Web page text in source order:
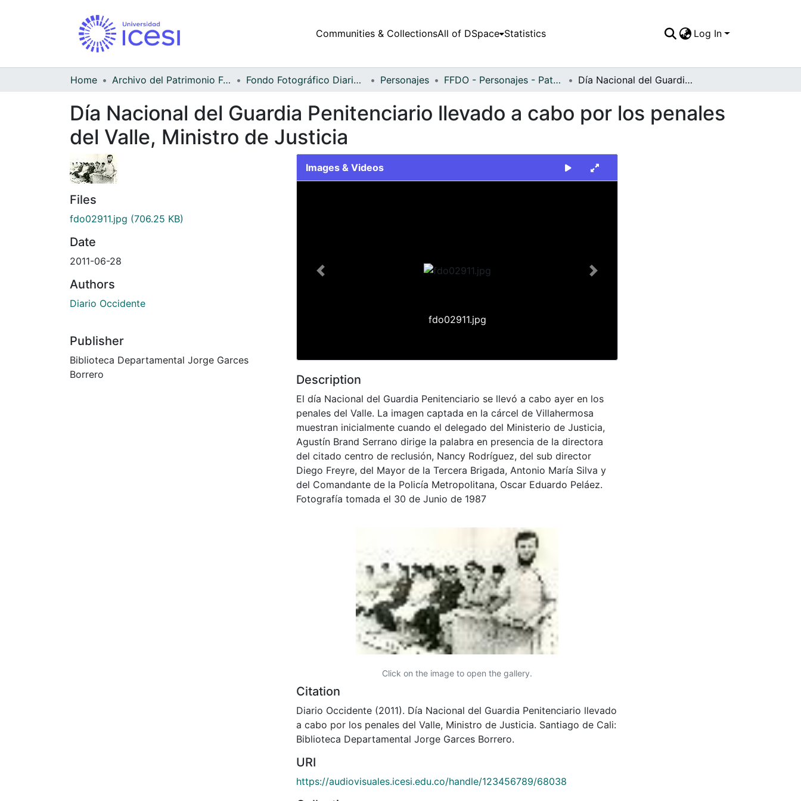
Communities & CollectionsAll of DSpace Statistics Log In
Home Archivo del Patrimonio Fotográfico y Fílmico del Valle del Cauca Fondo Fotográfico Diario Occidente Personajes FFDO - Personajes - Patrimonial Día Nacional del Guardia Penitenciario llevado a cabo por los penales del Valle, Ministro de Justicia
Día Nacional del Guardia Penitenciario llevado a cabo por los penales
del Valle, Ministro de Justicia
Files
fdo02911.jpg (706.25 KB)
Date
2011-06-28
Authors
Diario Occidente
Publisher
Biblioteca Departamental Jorge Garces
Borrero
Images & Videos
fdo02911.jpg
Previous Next
Description
El día Nacional del Guardia Penitenciario se llevó a cabo ayer en los
penales del Valle. La imagen captada en la cárcel de Villahermosa
muestran inicialmente cuando el delegado del Ministerio de Justicia,
Agustín Brand Serrano dirige la palabra en presencia de la directora
del citado centro de reclusión, Nancy Rodríguez, del sub director
Diego Freyre, del Mayor de la Tercera Brigada, Antonio María Silva y
del Comandante de la Policía Metropolitana, Oscar Eduardo Peláez.
Fotografía tomada el 30 de Junio de 1987
Click on the image to open the gallery.
Citation
Diario Occidente (2011). Día Nacional del Guardia Penitenciario llevado
a cabo por los penales del Valle, Ministro de Justicia. Santiago de Cali:
Biblioteca Departamental Jorge Garces Borrero.
URI
https://audiovisuales.icesi.edu.co/handle/123456789/68038